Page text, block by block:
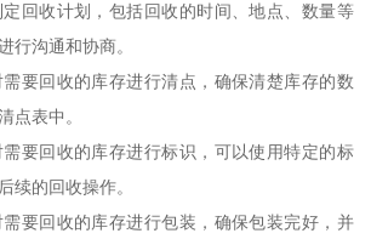
回收计划，包括回收的时间、地点、数量等
行沟通和协商。
要回收的库存进行清点，确保清楚库存的数
点表中。
要回收的库存进行标识，可以使用特定的标
续的回收操作。
要回收的库存进行包装，确保包装完好，并